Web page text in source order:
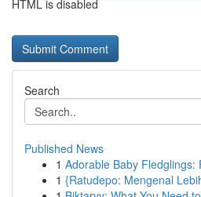
HTML is disabled
Search
Published News
1 Adorable Baby Fledglings:
1 {Ratudepo: Mengenal